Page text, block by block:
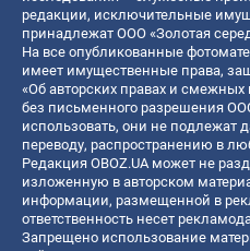
редакции, исключительные
принадлежат ООО «Золотая
На все опубликованные
имеет имущественные права,
«Об авторских правах и смежных
без письменного разрешения
использовать, они не подлежат
переводу, распространению в
Редакция OBOZ.UA может не
изложенную в авторском
информации, размещенной в
ответственность несет
Запрещено использование